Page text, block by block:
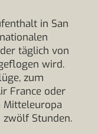
in San
täglich von
wird.
zum
France oder
Mitteleuropa
Stunden.